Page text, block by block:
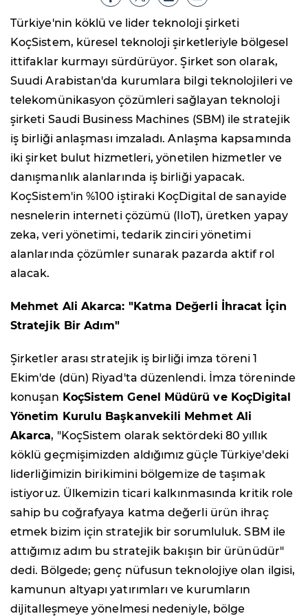
Türkiye'nin köklü ve lider teknoloji şirketi
KoçSistem, küresel teknoloji şirketleriyle bölgesel
ittifaklar kurmayı sürdürüyor. Şirket son olarak,
Suudi Arabistan'da kurumlara bilgi teknolojileri ve
telekomünikasyon çözümleri sağlayan teknoloji
şirketi Saudi Business Machines (SBM) ile stratejik
iş birliği anlaşması imzaladı. Anlaşma kapsamında
iki şirket bulut hizmetleri, yönetilen hizmetler ve
danışmanlık alanlarında iş birliği yapacak.
KoçSistem'in %100 iştiraki KoçDigital de sanayide
nesnelerin interneti çözümü (IIoT), üretken yapay
zeka, veri yönetimi, tedarik zinciri yönetimi
alanlarında çözümler sunarak pazarda aktif rol
alacak.
Mehmet Ali Akarca: "Katma Değerli İhracat İçin
Stratejik Bir Adım"
Şirketler arası stratejik iş birliği imza töreni 1
Ekim'de (dün) Riyad'ta düzenlendi. İmza töreninde
konuşan KoçSistem Genel Müdürü ve KoçDigital
Yönetim Kurulu Başkanvekili Mehmet Ali
Akarca, "KoçSistem olarak sektördeki 80 yıllık
köklü geçmişimizden aldığımız güçle Türkiye'deki
liderliğimizin birikimini bölgemize de taşımak
istiyoruz. Ülkemizin ticari kalkınmasında kritik role
sahip bu coğrafyaya katma değerli ürün ihraç
etmek bizim için stratejik bir sorumluluk. SBM ile
attığımız adım bu stratejik bakışın bir ürünüdür"
dedi. Bölgede; genç nüfusun teknolojiye olan ilgisi,
kamunun altyapı yatırımları ve kurumların
dijitalleşmeye yönelmesi nedeniyle, bölge